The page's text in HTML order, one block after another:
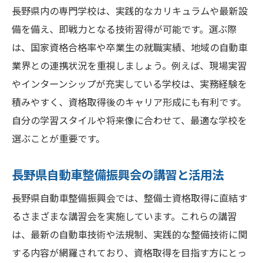
長野県内の専門学校は、実践的なカリキュラムや最新設
備を備え、即戦力となる技術習得が可能です。選ぶ際
は、国家資格合格率や卒業生の就職実績、地域の自動車
業界との連携状況を重視しましょう。例えば、現場実習
やインターンシップが充実している学校は、実務経験を
積みやすく、資格取得後のキャリア形成にも有利です。
自分の学習スタイルや将来像に合わせて、最適な学校を
選ぶことが重要です。
長野県自動車整備振興会の講習と活用法
長野県自動車整備振興会では、整備士資格取得に直結す
るさまざまな講習会を実施しています。これらの講習
は、最新の自動車技術や法規制、実践的な整備技術に関
する内容が網羅されており、資格取得を目指す方にとっ